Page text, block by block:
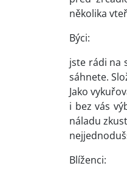
několika
Býci:
jste rádi na
sáhnete.
Jako
i bez vás
náladu
Blíženci: